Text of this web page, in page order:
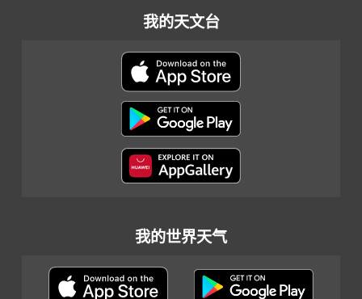
我的天文台
我的世界天气